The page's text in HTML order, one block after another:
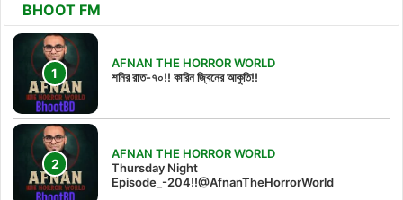
BHOOT FM
AFNAN THE HORROR WORLD
শনির রাত-৭০!! কারিন জ্বিনের আকুতি!!
AFNAN THE HORROR WORLD
Thursday Night
Episode_-204!!@AfnanTheHorrorWorld